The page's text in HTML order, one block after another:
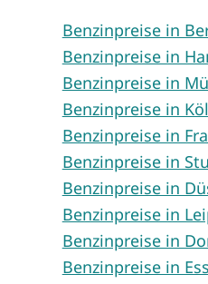
Benzinpreise in
Benzinpreise in
Benzinpreise in
Benzinpreise in
Benzinpreise in
Benzinpreise in
Benzinpreise in
Benzinpreise in
Benzinpreise in
Benzinpreise in